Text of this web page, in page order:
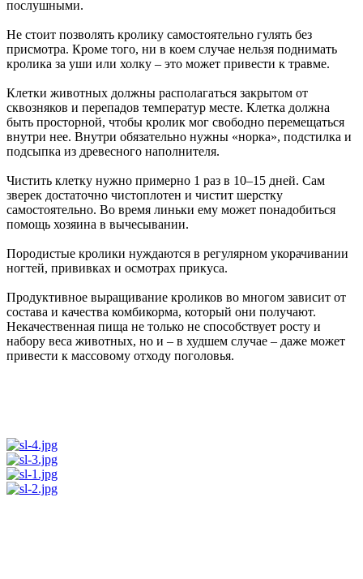
послушными.
Не стоит позволять кролику самостоятельно гулять без
присмотра. Кроме того, ни в коем случае нельзя поднимать
кролика за уши или холку – это может привести к травме.
Клетки животных должны располагаться закрытом от
сквозняков и перепадов температур месте. Клетка должна
быть просторной, чтобы кролик мог свободно перемещаться
внутри нее. Внутри обязательно нужны «норка», подстилка и
подсыпка из древесного наполнителя.
Чистить клетку нужно примерно 1 раз в 10–15 дней. Сам
зверек достаточно чистоплотен и чистит шерстку
самостоятельно. Во время линьки ему может понадобиться
помощь хозяина в вычесывании.
Породистые кролики нуждаются в регулярном укорачивании
ногтей, прививках и осмотрах прикуса.
Продуктивное выращивание кроликов во многом зависит от
состава и качества комбикорма, который они получают.
Некачественная пища не только не способствует росту и
набору веса животных, но и – в худшем случае – даже может
привести к массовому отходу поголовья.